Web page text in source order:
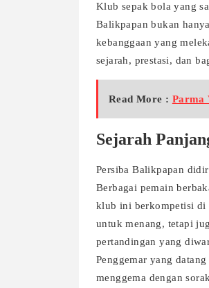
Klub sepak bola yang
Balikpapan bukan
kebanggaan yang
sejarah, prestasi, dan
Read More : Parma
Sejarah
Persiba Balikpapan
Berbagai pemain
klub ini berkompetisi di
untuk menang, tetapi
pertandingan yang
Penggemar yang
menggema dengan